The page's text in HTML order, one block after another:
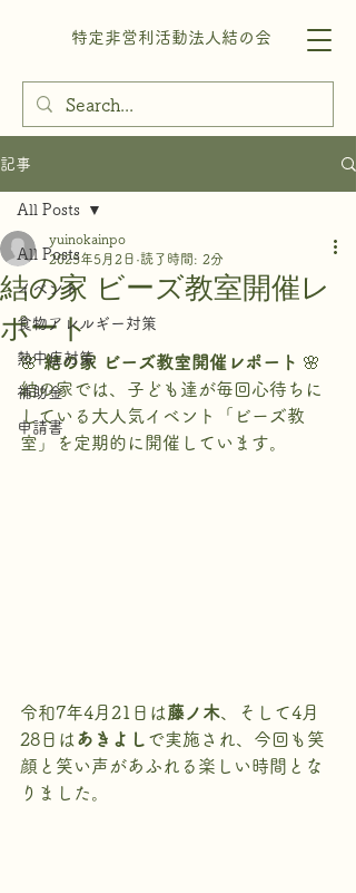
特定非営利活動法人結の会
記事
All Posts
イベント
食物アレルギー対策
熱中症対策
補助金
申請書
All Posts
結の家 ビーズ教室開催レ
ポート
yuinokainpo
2025年5月2日 読了時間: 2分
🌸 結の家 ビーズ教室開催レポート 🌸
結の家では、子ども達が毎回心待ちに
している大人気イベント「ビーズ教
室」を定期的に開催しています。
令和7年4月21日は藤ノ木 、そして4月
28日は あきよし
で実施され、今回も笑
顔と笑い声があふれる楽しい時間とな
りました。